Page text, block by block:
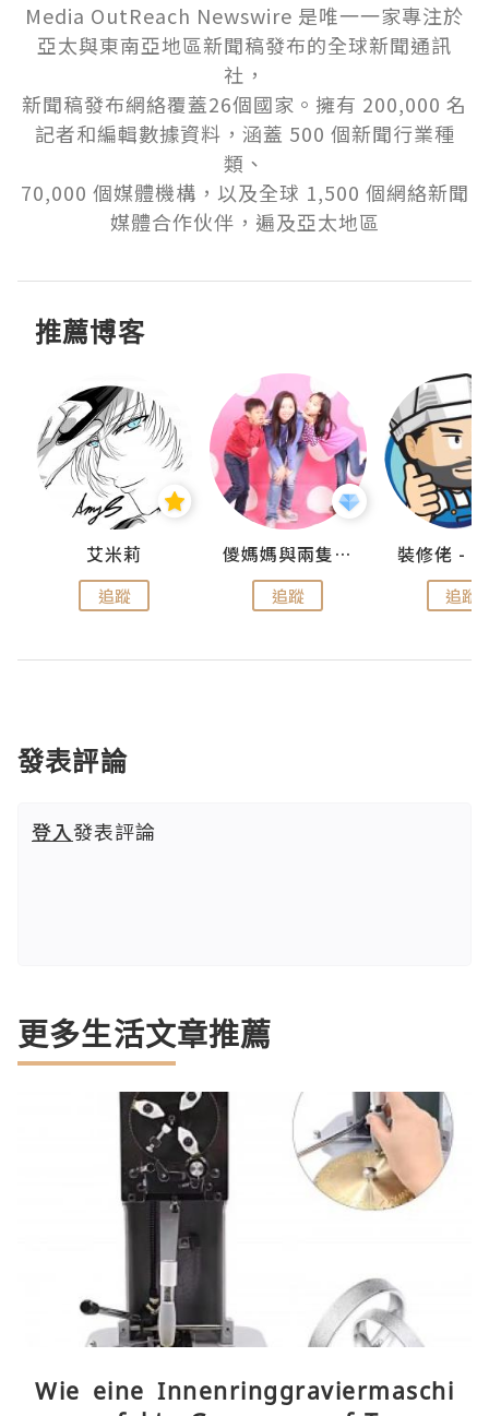
Media OutReach Newswire 是唯一一家專注於
亞太與東南亞地區新聞稿發布的全球新聞通訊
社，
新聞稿發布網絡覆蓋26個國家。擁有 200,000 名
記者和編輯數據資料，涵蓋 500 個新聞行業種
類、
70,000 個媒體機構，以及全球 1,500 個網絡新聞
媒體合作伙伴，遍及亞太地區
推薦博客
艾米莉
追蹤
儍媽媽與兩隻小魔怪之家
追蹤 追蹤
發表評論
登入發表評論
更多生活文章推薦
Wie eine Innenringgraviermaschi